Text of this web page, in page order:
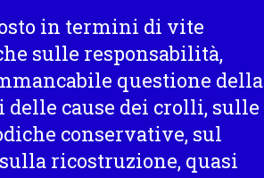
in termini di vite
sulle responsabilità,
questione della
cause dei crolli, sulle
conservative, sul
ricostruzione, quasi